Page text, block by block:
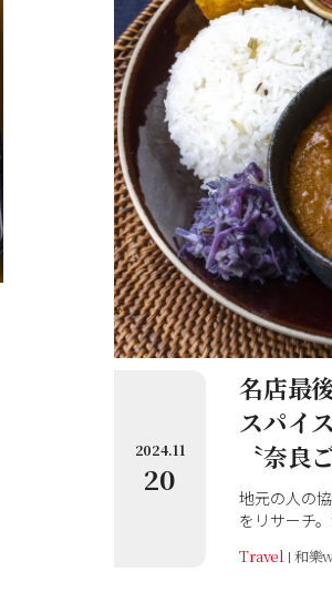
2024.11
20
名店最
スパイ
〝奈良
地元の人の
をリサーチ
Travel 和樂